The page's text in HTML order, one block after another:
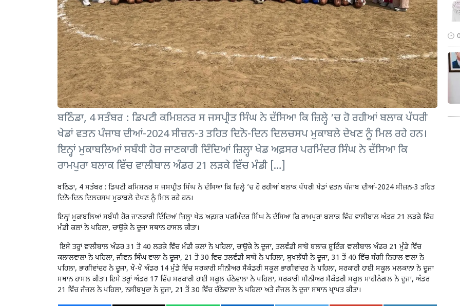
ਬਠਿੰਡਾ, 4 ਸਤੰਬਰ : ਡਿਪਟੀ ਕਮਿਸ਼ਨਰ ਸ ਜਸਪ੍ਰੀਤ ਸਿੰਘ ਨੇ ਦੱਸਿਆ ਕਿ ਜ਼ਿਲ੍ਹੇ ’ਚ ਹੋ ਰਹੀਆਂ ਬਲਾਕ ਪੱਧਰੀ
ਖੇਡਾਂ ਵਤਨ ਪੰਜਾਬ ਦੀਆਂ-2024 ਸੀਜ਼ਨ-3 ਤਹਿਤ ਦਿਨੋ-ਦਿਨ ਦਿਲਚਸਪ ਮੁਕਾਬਲੇ ਦੇਖਣ ਨੂੰ ਮਿਲ ਰਹੇ ਹਨ।
ਇਨ੍ਹਾਂ ਮੁਕਾਬਲਿਆਂ ਸਬੰਧੀ ਹੋਰ ਜਾਣਕਾਰੀ ਦਿੰਦਿਆਂ ਜ਼ਿਲ੍ਹਾ ਖੇਡ ਅਫ਼ਸਰ ਪਰਮਿੰਦਰ ਸਿੰਘ ਨੇ ਦੱਸਿਆ ਕਿ
ਰਾਮਪੁਰਾ ਬਲਾਕ ਵਿੱਚ ਵਾਲੀਬਾਲ ਅੰਡਰ 21 ਲੜਕੇ ਵਿੱਚ ਮੰਡੀ […]
ਬਠਿੰਡਾ, 4 ਸਤੰਬਰ : ਡਿਪਟੀ ਕਮਿਸ਼ਨਰ ਸ ਜਸਪ੍ਰੀਤ ਸਿੰਘ ਨੇ ਦੱਸਿਆ ਕਿ ਜ਼ਿਲ੍ਹੇ ’ਚ ਹੋ ਰਹੀਆਂ ਬਲਾਕ ਪੱਧਰੀ ਖੇਡਾਂ ਵਤਨ ਪੰਜਾਬ ਦੀਆਂ-2024 ਸੀਜ਼ਨ-3 ਤਹਿਤ
ਦਿਨੋ-ਦਿਨ ਦਿਲਚਸਪ ਮੁਕਾਬਲੇ ਦੇਖਣ ਨੂੰ ਮਿਲ ਰਹੇ ਹਨ।
ਇਨ੍ਹਾਂ ਮੁਕਾਬਲਿਆਂ ਸਬੰਧੀ ਹੋਰ ਜਾਣਕਾਰੀ ਦਿੰਦਿਆਂ ਜ਼ਿਲ੍ਹਾ ਖੇਡ ਅਫ਼ਸਰ ਪਰਮਿੰਦਰ ਸਿੰਘ ਨੇ ਦੱਸਿਆ ਕਿ ਰਾਮਪੁਰਾ ਬਲਾਕ ਵਿੱਚ ਵਾਲੀਬਾਲ ਅੰਡਰ 21 ਲੜਕੇ ਵਿੱਚ
ਮੰਡੀ ਕਲਾਂ ਨੇ ਪਹਿਲਾ, ਚਾਉਕੇ ਨੇ ਦੂਜਾ ਸਥਾਨ ਹਾਸਲ ਕੀਤਾ।
ਇਸੇ ਤਰ੍ਹਾਂ ਵਾਲੀਬਾਲ ਅੰਡਰ 31 ਤੋਂ 40 ਲੜਕੇ ਵਿੱਚ ਮੰਡੀ ਕਲਾਂ ਨੇ ਪਹਿਲਾ, ਚਾਉਕੇ ਨੇ ਦੂਜਾ, ਤਲਵੰਡੀ ਸਾਬੋ ਬਲਾਕ ਸ਼ੂਟਿੰਗ ਵਾਲੀਬਾਲ ਅੰਡਰ 21 ਮੁੰਡੇ ਵਿੱਚ
ਕਲਾਲਵਾਲਾ ਨੇ ਪਹਿਲਾ, ਜੀਵਨ ਸਿੰਘ ਵਾਲਾ ਨੇ ਦੂਜਾ, 21 ਤੋਂ 30 ਵਿਚ ਤਲਵੰਡੀ ਸਾਬੋ ਨੇ ਪਹਿਲਾ, ਸੁਖਲੱਧੀ ਨੇ ਦੂਜਾ, 31 ਤੋਂ 40 ਵਿੱਚ ਬੰਗੀ ਨਿਹਾਲ ਵਾਲਾ ਨੇ
ਪਹਿਲਾ, ਭਾਗੀਵਾਂਦਰ ਨੇ ਦੂਜਾ, ਖੋ-ਖੋ ਅੰਡਰ 14 ਮੁੰਡੇ ਵਿੱਚ ਸਰਕਾਰੀ ਸੀਨੀਅਰ ਸੈਕੰਡਰੀ ਸਕੂਲ ਭਾਗੀਵਾਂਦਰ ਨੇ ਪਹਿਲਾ, ਸਰਕਾਰੀ ਹਾਈ ਸਕੂਲ ਮਲਕਾਨਾ ਨੇ ਦੂਜਾ
ਸਥਾਨ ਹਾਸਲ ਕੀਤਾ। ਇਸੇ ਤਰ੍ਹਾਂ ਅੰਡਰ 17 ਵਿੱਚ ਸਰਕਾਰੀ ਹਾਈ ਸਕੂਲ ਚੱਠੇਵਾਲਾ ਨੇ ਪਹਿਲਾ, ਸਰਕਾਰੀ ਸੀਨੀਅਰ ਸੈਕੰਡਰੀ ਸਕੂਲ ਮਾਹੀਨੰਗਲ ਨੇ ਦੂਜਾ, ਅੰਡਰ
21 ਵਿੱਚ ਜੱਜਲ ਨੇ ਪਹਿਲਾ, ਨਸੀਬਪੁਰਾ ਨੇ ਦੂਜਾ, 21 ਤੋਂ 30 ਵਿੱਚ ਚੱਠੇਵਾਲਾ ਨੇ ਪਹਿਲਾ ਅਤੇ ਜੱਜਲ ਨੇ ਦੂਜਾ ਸਥਾਨ ਪ੍ਰਾਪਤ ਕੀਤਾ।